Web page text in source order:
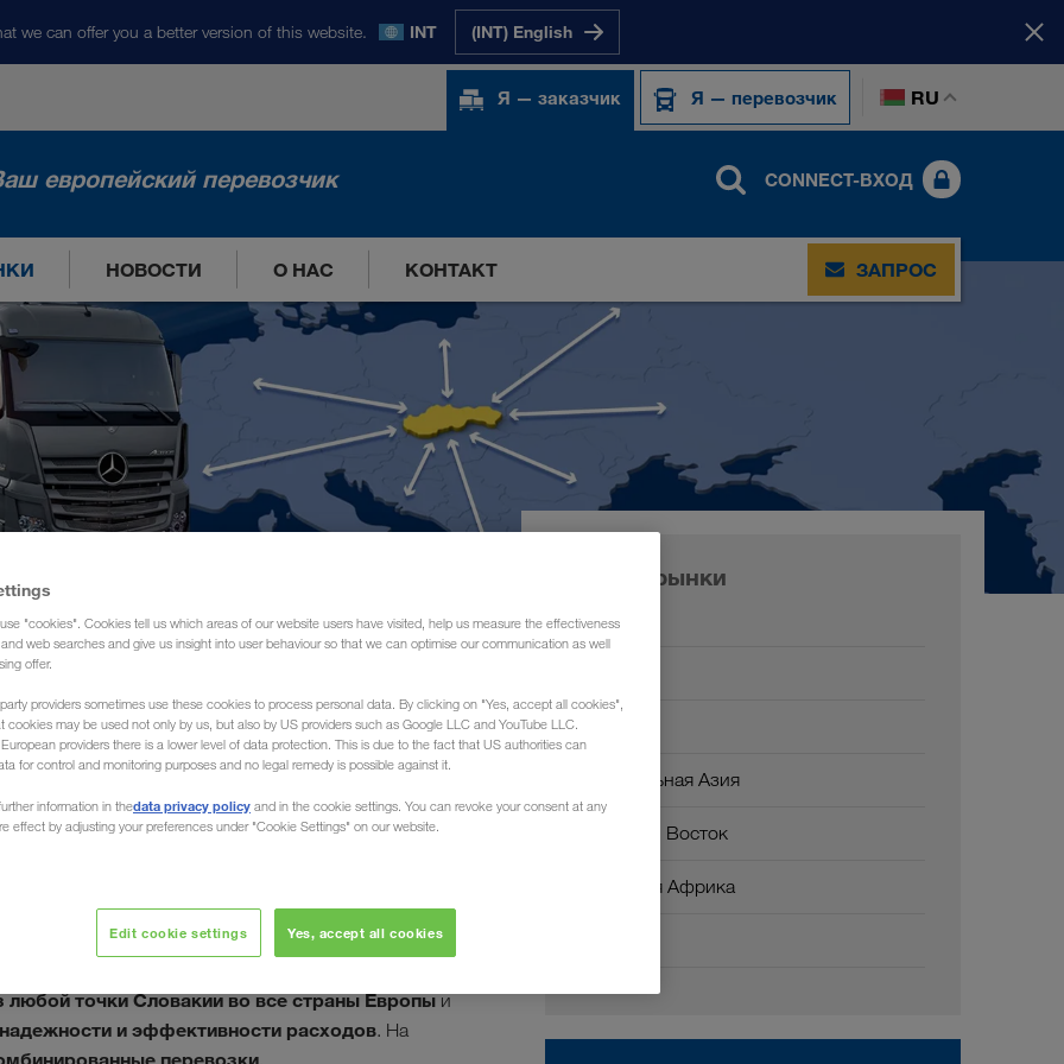
we can offer you a better version of this website. INT (INT) English
Я — заказчик Я — перевозчик RU
европейский перевозчик CONNECT-ВХОД
НОВОСТИ О НАС КОНТАКТ ЗАПРОС
из Словакии в
мы загрузим и разгрузим Ваш груз в любой
, Ваш европейский перевозчик, организует
точки Словакии во все страны Европыи
надежности и эффективности расходов. На
перевозки
Наши рынки
Европа
Центральная Азия
Ближний Восток
Северная Африка
"cookies". Cookies tell us which areas of our website users have visited, help us measure the effectiveness
web searches and give us insight into user behaviour so that we can optimise our communication as well
offer.
providers sometimes use these cookies to process personal data. By clicking on "Yes, accept all cookies",
cookies may be used not only by us, but also by US providers such as Google LLC and YouTube LLC.
providers there is a lower level of data protection. This is due to the fact that US authorities can
for control and monitoring purposes and no legal remedy is possible against it.
information in thedata privacy policy and in the cookie settings. You can revoke your consent at any
effect by adjusting your preferences under "Cookie Settings" on our website.
Edit cookie settings Yes, accept all cookies